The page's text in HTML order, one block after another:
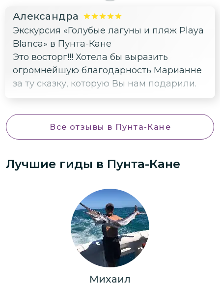
Александра
Экскурсия «Голубые лагуны и пляж Playa
Blanca» в Пунта-Кане
Это восторг!!! Хотела бы выразить
огромнейшую благодарность Марианне
за ту сказку, которую Вы нам подарили.
Все отзывы в Пунта-Кане
Лучшие гиды в Пунта-Кане
Михаил